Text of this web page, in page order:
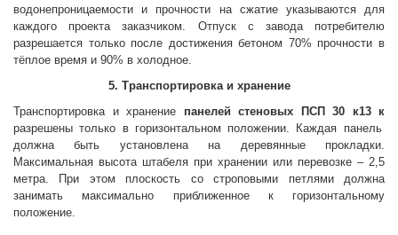
водонепроницаемости и прочности на сжатие указываются для
каждого проекта заказчиком. Отпуск с завода потребителю
разрешается только после достижения бетоном 70% прочности в
тёплое время и 90% в холодное.
5. Транспортировка и хранение
Транспортировка и хранение панелей стеновых
ПСП 30 к13 к
разрешены только в горизонтальном положении. Каждая панель
должна быть установлена на деревянные прокладки.
Максимальная высота штабеля при хранении или перевозке – 2,5
метра. При этом плоскость со строповыми петлями должна
занимать максимально приближенное к горизонтальному
положение.